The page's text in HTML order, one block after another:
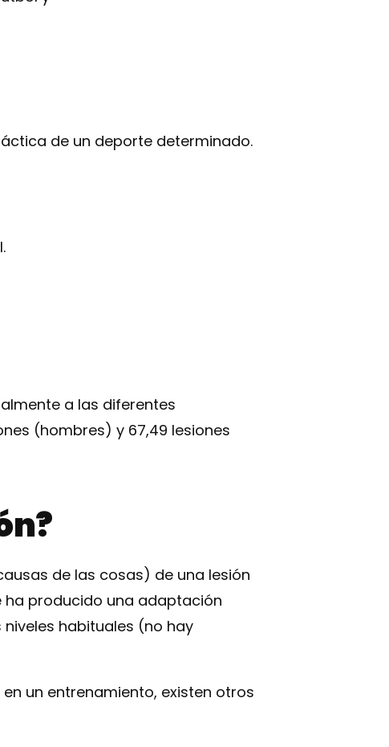
de un deporte determinado.
a las diferentes
(hombres) y 67,49 lesiones
de las cosas) de una lesión
ha producido una adaptación
habituales (no hay
un entrenamiento, existen otros